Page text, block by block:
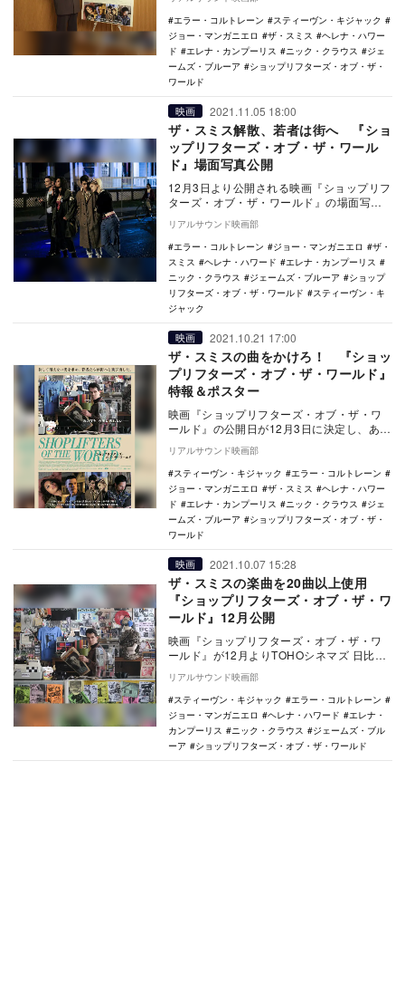
た。 …
エラー・コルトレーン
スティーヴン・キジャック
ジョー・マンガニエロ
ザ・スミス
ヘレナ・ハワー
ド
エレナ・カンプーリス ニック・クラウス
ジェ
ームズ・ブルーア
ショップリフターズ・オブ・ザ・
ワールド
映画 2021.11.05 18:00
ザ・スミス解散、若者は街へ 『ショ
ップリフターズ・オブ・ザ・ワール
ド』場面写真公開
12月3日より公開される映画『ショップリフ
ターズ・オブ・ザ・ワールド』の場面写真
が公開された。 本作は1980年代、痛烈な
歌…
リアルサウンド映画部
エラー・コルトレーン
ジョー・マンガニエロ
ザ・
スミス
ヘレナ・ハワード
エレナ・カンプーリス
ニック・クラウス
ジェームズ・ブルーア
ショップ
リフターズ・オブ・ザ・ワールド
スティーヴン・キ
ジャック
映画 2021.10.21 17:00
ザ・スミスの曲をかけろ！ 『ショッ
プリフターズ・オブ・ザ・ワールド』
特報＆ポスター
映画『ショップリフターズ・オブ・ザ・ワ
ールド』の公開日が12月3日に決定し、あわ
せて特報映像とポスタービジュアルが公開
された。 …
リアルサウンド映画部
スティーヴン・キジャック
エラー・コルトレーン
ジョー・マンガニエロ
ザ・スミス
ヘレナ・ハワー
ド
エレナ・カンプーリス ニック・クラウス
ジェ
ームズ・ブルーア
ショップリフターズ・オブ・ザ・
ワールド
映画 2021.10.07 15:28
ザ・スミスの楽曲を20曲以上使用
『ショップリフターズ・オブ・ザ・ワ
ールド』12月公開
映画『ショップリフターズ・オブ・ザ・ワ
ールド』が12月よりTOHOシネマズ 日比
谷、渋谷シネクイントほかにて全国ロード
ショーされ…
リアルサウンド映画部
スティーヴン・キジャック
エラー・コルトレーン
ジョー・マンガニエロ
ヘレナ・ハワード
エレナ・
カンプーリス
ニック・クラウス
ジェームズ・ブル
ーア
ショップリフターズ・オブ・ザ・ワールド